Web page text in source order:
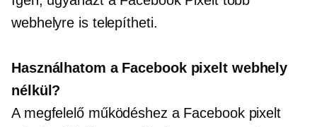
webhelyre is telepítheti.
Használhatom a Facebook pixelt webhely
nélkül?
A megfelelő működéshez a Facebook pixelt